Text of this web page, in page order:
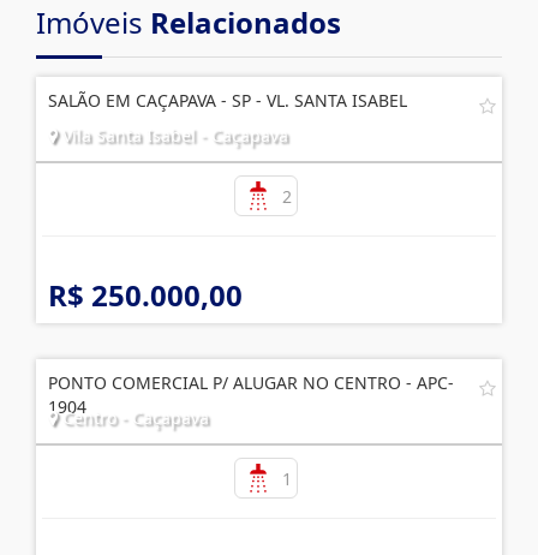
Imóveis Relacionados
SALÃO EM CAÇAPAVA - SP - VL. SANTA ISABEL
Vila Santa Isabel - Caçapava
2
R$ 250.000,00
PONTO COMERCIAL P/ ALUGAR NO CENTRO - APC-
1904
Centro - Caçapava
1